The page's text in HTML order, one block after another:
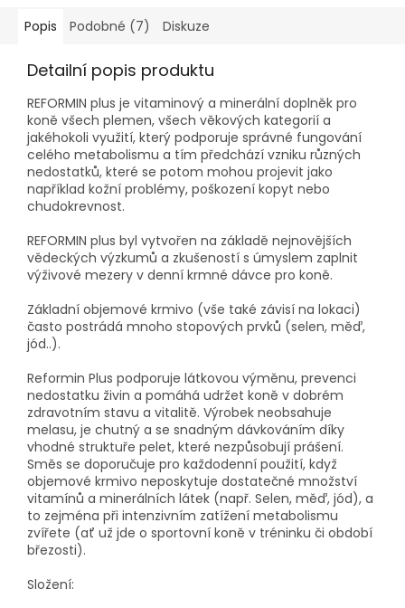
krmitelné, hubené a staré
Popis
Podobné (7) Diskuze
Detailní popis produktu
REFORMIN plus je vitaminový a minerální doplněk pro
koně všech plemen, všech věkových kategorií a
jakéhokoli využití, který podporuje správné fungování
celého metabolismu a tím předchází vzniku různých
nedostatků, které se potom mohou projevit jako
například kožní problémy, poškození kopyt nebo
chudokrevnost.
REFORMIN plus byl vytvořen na základě nejnovějších
vědeckých výzkumů a zkušeností s úmyslem zaplnit
výživové mezery v denní krmné dávce pro koně.
Základní objemové krmivo (vše také závisí na lokaci)
často postrádá mnoho stopových prvků (selen, měď,
jód..).
Reformin Plus podporuje látkovou výměnu, prevenci
nedostatku živin a pomáhá udržet koně v dobrém
zdravotním stavu a vitalitě. Výrobek neobsahuje
melasu, je chutný a se snadným dávkováním díky
vhodné struktuře pelet, které nezpůsobují prášení.
Směs se doporučuje pro každodenní použití, když
objemové krmivo neposkytuje dostatečné množství
vitamínů a minerálních látek (např. Selen, měď, jód), a
to zejména při intenzivním zatížení metabolismu
zvířete (ať už jde o sportovní koně v tréninku či období
březosti).
Složení: